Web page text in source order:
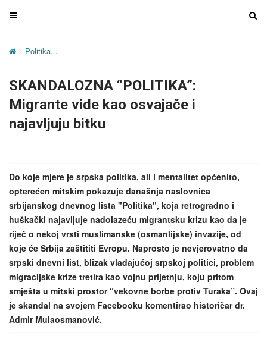
T
g
e
n
v
a
o
n
T
Politika
SKANDALOZNA “POLITIKA”:
Migrante vide kao osvajače i
najavljuju bitku
Do koje mjere je srpska politika, ali i mentalitet općenito,
opterećen mitskim pokazuje današnja naslovnica
srbijanskog dnevnog lista "Politika", koja retrogradno i
huškački najavljuje nadolazeću migrantsku krizu kao da je
riječ o nekoj vrsti muslimanske (osmanlijske) invazije, od
koje će Srbija zaštititi Evropu. Naprosto je nevjerovatno da
srpski dnevni list, blizak vladajućoj srpskoj politici, problem
migracijske krize tretira kao vojnu prijetnju, koju pritom
smješta u mitski prostor “vekovne borbe protiv Turaka”. Ovaj
je skandal na svojem Facebooku komentirao historičar dr.
Admir Mulaosmanović.